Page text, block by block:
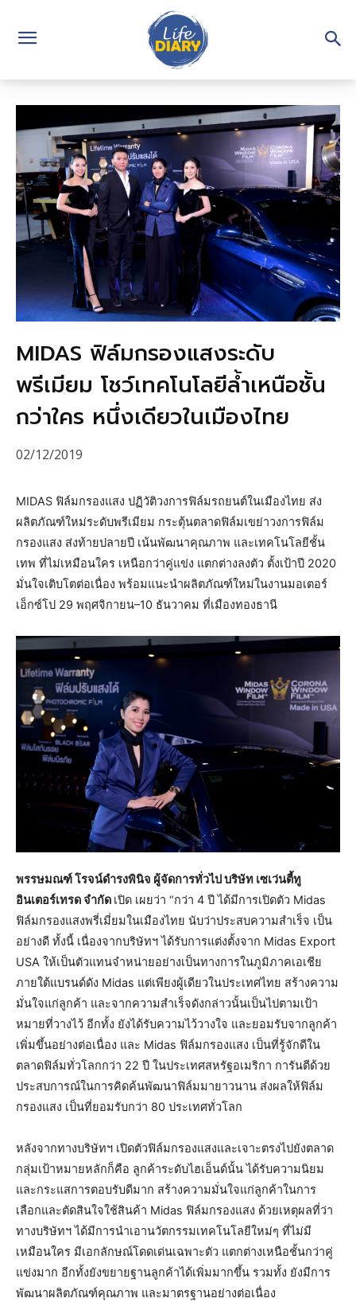
MIDAS ฟิล์มกรองแสงระดับ
พรีเมียม โชว์เทคโนโลยีล้ำเหนือชั้น
กว่าใคร หนึ่งเดียวในเมืองไทย
02/12/2019
MIDAS ฟิล์มกรองแสง ปฏิวัติวงการฟิล์มรถยนต์ในเมืองไทย ส่ง
ผลิตภัณฑ์ใหม่ระดับพรีเมียม กระตุ้นตลาดฟิล์มเขย่าวงการฟิล์ม
กรองแสง ส่งท้ายปลายปี เน้นพัฒนาคุณภาพ และเทคโนโลยีชั้น
เทพ ที่ไม่เหมือนใคร เหนือกว่าคู่แข่ง แตกต่างลงตัว ตั้งเป้าปี 2020
มั่นใจเติบโตต่อเนื่อง พร้อมแนะนำผลิตภัณฑ์ใหม่ในงานมอเตอร์
เอ็กซ์โป 29 พฤศจิกายน–10 ธันวาคม ที่เมืองทองธานี
พรรษมณฑ์ โรจน์ดำรงพินิจ ผู้จัดการทั่วไป บริษัท เซเว่นตี้ทู
อินเตอร์เทรด จำกัด เปิด เผยว่า “กว่า 4 ปี ได้มีการเปิดตัว Midas
ฟิล์มกรองแสงพรี่เมี่ยมในเมืองไทย นับว่าประสบความสำเร็จ เป็น
อย่างดี ทั้งนี้ เนื่องจากบริษัทฯ ได้รับการแต่งตั้งจาก Midas Export
USA ให้เป็นตัวแทนจำหน่ายอย่างเป็นทางการในภูมิภาคเอเชีย
ภายใต้แบรนด์ดัง Midas แต่เพียงผู้เดียวในประเทศไทย สร้างความ
มั่นใจแก่ลูกค้า และจากความสำเร็จดังกล่าวนั้นเป็นไปตามเป้า
หมายที่วางไว้ อีกทั้ง ยังได้รับความไว้วางใจ และยอมรับจากลูกค้า
เพิ่มขึ้นอย่างต่อเนื่อง และ Midas ฟิล์มกรองแสง เป็นที่รู้จักดีใน
ตลาดฟิล์มทั่วโลกกว่า 22 ปี ในประเทศสหรัฐอเมริกา การันตีด้วย
ประสบการณ์ในการคิดค้นพัฒนาฟิล์มมายาวนาน ส่งผลให้ฟิล์ม
กรองแสง เป็นที่ยอมรับกว่า 80 ประเทศทั่วโลก
หลังจากทางบริษัทฯ เปิดตัวฟิล์มกรองแสงและเจาะตรงไปยังตลาด
กลุ่มเป้าหมายหลักก็คือ ลูกค้าระดับไฮเอ็นด์นั้น ได้รับความนิยม
และกระแสการตอบรับดีมาก สร้างความมั่นใจแก่ลูกค้าในการ
เลือกและตัดสินใจใช้สินค้า Midas ฟิล์มกรองแสง ด้วยเหตุผลที่ว่า
ทางบริษัทฯ ได้มีการนำเอานวัตกรรมเทคโนโลยีใหม่ๆ ที่ไม่มี
เหมือนใคร มีเอกลักษณ์โดดเด่นเฉพาะตัว แตกต่างเหนือชั้นกว่าคู่
แข่งมาก อีกทั้งยังขยายฐานลูกค้าได้เพิ่มมากขึ้น รวมทั้ง ยังมีการ
พัฒนาผลิตภัณฑ์คุณภาพ และมาตรฐานอย่างต่อเนื่อง